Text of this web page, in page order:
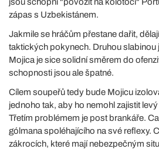
zápas s Uzbekistánem.
Jakmile se hráčům přestane dařit,
taktických pokynech. Druhou slabinou
Mojica je sice solidní směrem do
schopnosti jsou ale špatné.
Cílem soupeřů tedy bude Mojicu
jednoho tak, aby ho nemohl zajistit
Třetím problémem je post brankáře.
gólmana spoléhajícího na své reflexy.
zákrocích, které mají nebezpečným